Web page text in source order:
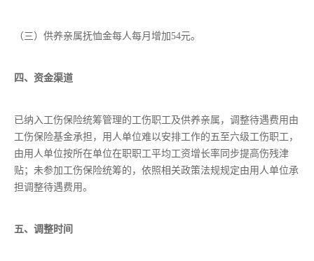
（三）供养亲属抚恤金每人每月增加54元。
四、资金渠道
已纳入工伤保险统筹管理的工伤职工及供养亲属，调整待遇费用由
工伤保险基金承担，用人单位难以安排工作的五至六级工伤职工，
由用人单位按所在单位在职职工平均工资增长率同步提高伤残津
贴；未参加工伤保险统筹的，依照相关政策法规规定由用人单位承
担调整待遇费用。
五、调整时间